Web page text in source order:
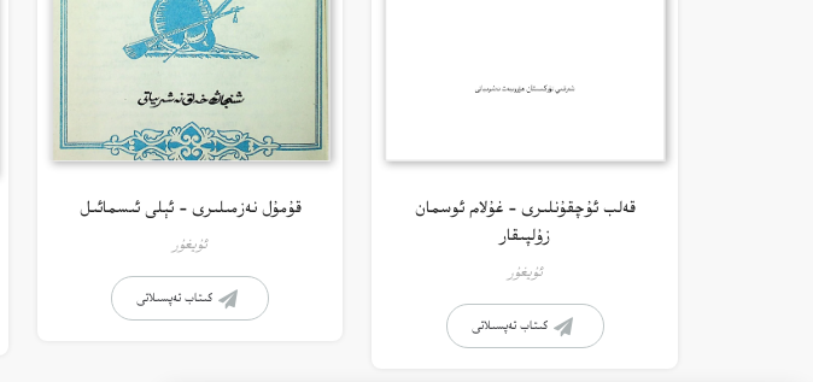
قەلب ئۇچقۇنلىرى – غۇلام ئوسمان
زۇلپىقار
ئۇيغۇر
كىتاب تەپسىلاتى
قۇمۇل نەزمىلىرى – ئېلى ئىسمائىل
ئۇيغۇر
كىتاب تەپسىلاتى